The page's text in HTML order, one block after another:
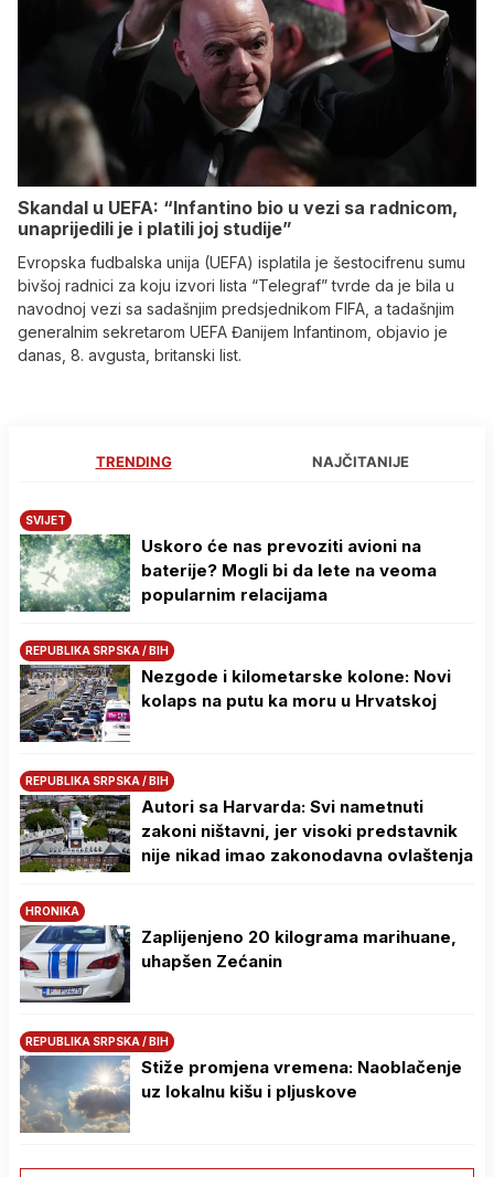
Skandal u UEFA: “Infantino bio u vezi sa radnicom,
unaprijedili je i platili joj studije”
Evropska fudbalska unija (UEFA) isplatila je šestocifrenu sumu
bivšoj radnici za koju izvori lista “Telegraf” tvrde da je bila u
navodnoj vezi sa sadašnjim predsjednikom FIFA, a tadašnjim
generalnim sekretarom UEFA Đanijem Infantinom, objavio je
danas, 8. avgusta, britanski list.
TRENDING NAJČITANIJE
SVIJET
Uskoro će nas prevoziti avioni na
baterije? Mogli bi da lete na veoma
popularnim relacijama
REPUBLIKA SRPSKA / BIH
Nezgode i kilometarske kolone: Novi
kolaps na putu ka moru u Hrvatskoj
REPUBLIKA SRPSKA / BIH
Autori sa Harvarda: Svi nametnuti
zakoni ništavni, jer visoki predstavnik
nije nikad imao zakonodavna ovlaštenja
HRONIKA
Zaplijenjeno 20 kilograma marihuane,
uhapšen Zećanin
REPUBLIKA SRPSKA / BIH
Stiže promjena vremena: Naoblačenje
uz lokalnu kišu i pljuskove